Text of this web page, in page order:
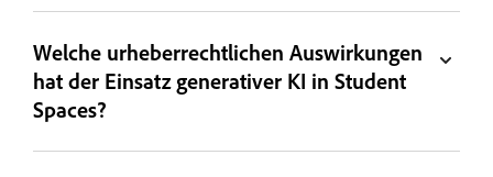
Welche urheberrechtlichen Auswirkungen
hat der Einsatz generativer KI in Student
Spaces?